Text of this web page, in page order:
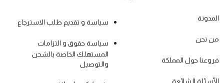
المدونة
من نحن
فروعنا حول المملكة
الأسئلة الشائعة
سياسة و تقديم طلب الاسترجاع
سياسة حقوق و التزامات
المستهلك الخاصة بالشحن
والتوصيل